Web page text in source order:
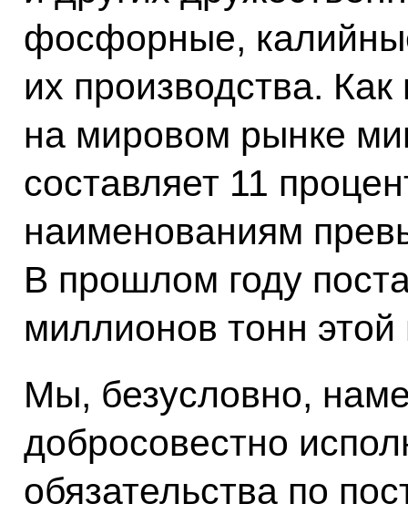
фосфорные,
их производства.
на мировом рынке
составляет 11
наименованиям
В прошлом году
миллионов тонн этой
Мы, безусловно,
добросовестно
обязательства по